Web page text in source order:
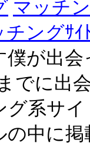
マッチ
ングｻｲ
が出会
でに出
グ系サ
の中に